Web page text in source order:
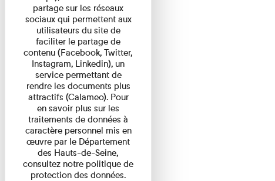
partage sur les réseaux
sociaux qui permettent aux
utilisateurs du site de
faciliter le partage de
contenu (Facebook, Twitter,
Instagram, Linkedin), un
service permettant de
rendre les documents plus
attractifs (Calameo). Pour
en savoir plus sur les
traitements de données à
caractère personnel mis en
œuvre par le Département
des Hauts-de-Seine,
consultez notre politique de
protection des données.